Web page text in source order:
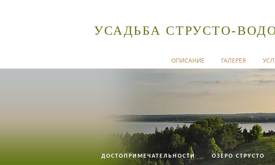
УСАДЬБА СТРУСТО-
ОПИСАНИЕ ГАЛЕРЕЯ
ДОСТОПРИМЕЧАТЕЛЬНОСТИ ОЗЕРО СТРУСТО